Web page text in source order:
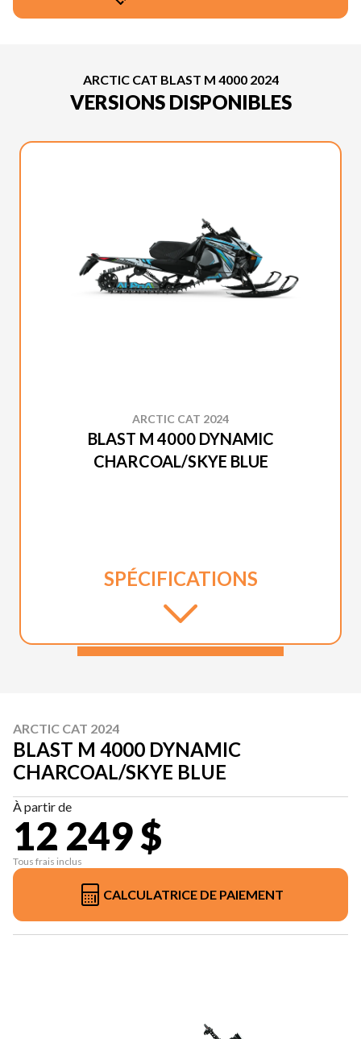
ARCTIC CAT BLAST M 4000 2024
VERSIONS DISPONIBLES
ARCTIC CAT 2024
BLAST M 4000 DYNAMIC
CHARCOAL/SKYE BLUE
SPÉCIFICATIONS
ARCTIC CAT 2024
BLAST M 4000 DYNAMIC
CHARCOAL/SKYE BLUE
À partir de
12 249 $
Tous frais inclus
CALCULATRICE DE PAIEMENT